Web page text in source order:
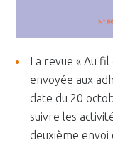
La revue « Au
envoyée aux
date du 20
suivre les
deuxième